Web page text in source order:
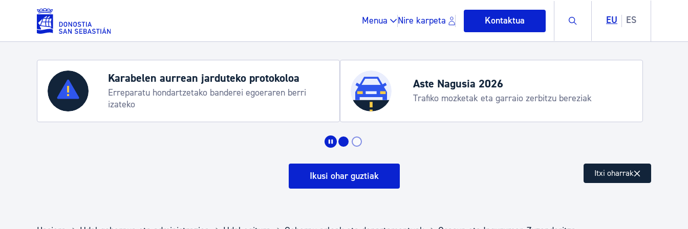
Eduki nagusira joan
Menua Nire karpeta Kontaktua Buscar EU ES
Zerbitzuak
Errolda eta gai pertsonalak
Gune publikoa, hondakinak eta ingurumena
Karabelen aurrean jarduteko protokoloa
Erreparatu hondartzetako banderei egoeraren berri
izateko
Aste Nagusia 2026
Trafiko mozketak eta garraio zerbitzu bereziak
Ikusi ohar guztiak Itxi oharrak